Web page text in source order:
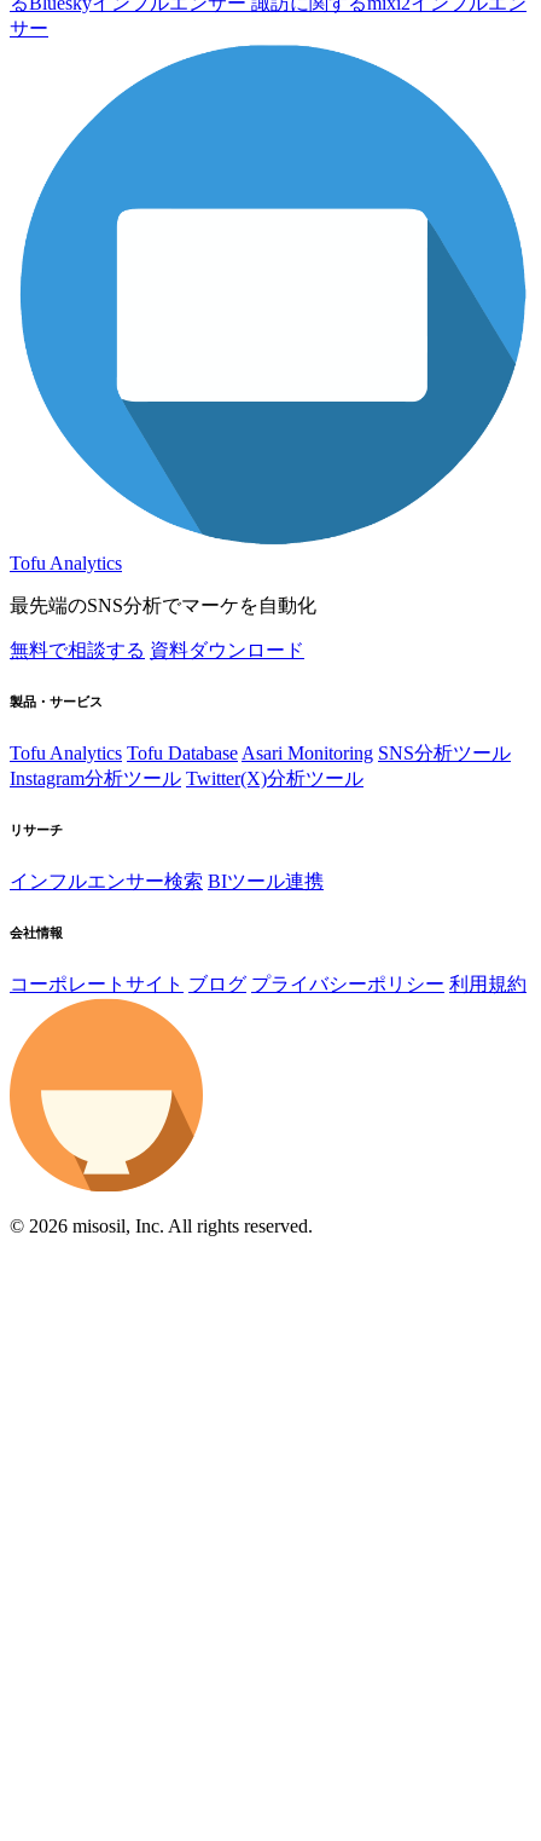
サー
Tofu Analytics
最先端のSNS分析でマーケを自動化
無料で相談する 資料ダウンロード
製品・サービス
Tofu Analytics Tofu Database Asari Monitoring SNS分析ツール
Instagram分析ツール Twitter(X)分析ツール
リサーチ
インフルエンサー検索 BIツール連携
会社情報
コーポレートサイト ブログ プライバシーポリシー 利用規約
© 2026 misosil, Inc. All rights reserved.